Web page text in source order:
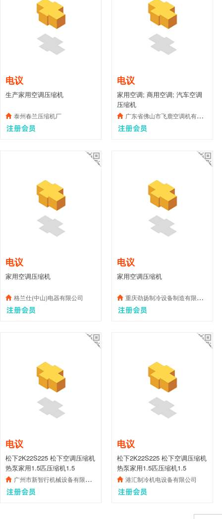
电议
生产家用空调压缩机
泰州春兰压缩机厂
电议
家用空调; 商用空调; 汽车空调
压缩机
广东省佛山市飞鹿空调机有限公司
电议
家用空调压缩机
格兰仕(中山)电器有限公司
电议
家用空调压缩机
重庆劲扬制冷设备制造有限公司
电议
松下2K22S225 松下空调压缩机
热泵家用1.5匹压缩机1.5
广州市新智行机械设备有限公司
电议
松下2K22S225 松下空调压缩机
热泵家用1.5匹压缩机1.5
港汇制冷机电设备有限公司